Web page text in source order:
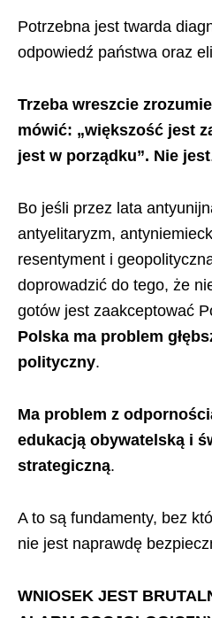
Potrzebna jest twarda
odpowiedź państwa oraz
Trzeba wreszcie
mówić: „większość jest
jest w porządku”. Nie jest
Bo jeśli przez lata
antyelitaryzm,
resentyment i
doprowadzić do tego, że
gotów jest zaakceptować
Polska ma problem
polityczny.
Ma problem z
edukacją obywatelską i
strategiczną.
A to są fundamenty, bez
nie jest naprawdę
WNIOSEK JEST